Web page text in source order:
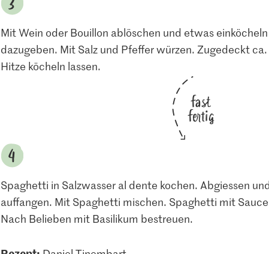
Mit Wein oder Bouillon ablöschen und etwas
dazugeben. Mit Salz und Pfeffer würzen. Zugedeckt
Hitze köcheln lassen.
fast
fertig
Spaghetti in Salzwasser al dente kochen. Abgiessen
auffangen. Mit Spaghetti mischen. Spaghetti mit
Nach Belieben mit Basilikum bestreuen.